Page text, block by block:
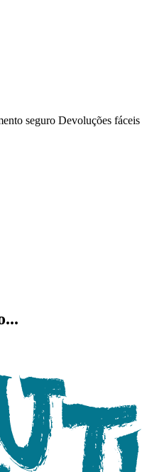
seguro Devoluções fáceis